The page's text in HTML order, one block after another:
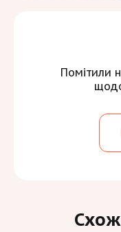
Помітили